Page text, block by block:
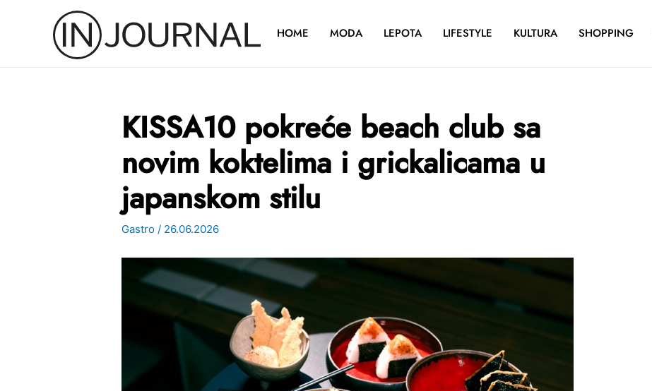
HOME MODA LEPOTA LIFESTYLE KULTURA SHOPPING
KISSA10 pokreće beach club sa
novim koktelima i grickalicama u
japanskom stilu
Gastro / 26.06.2026